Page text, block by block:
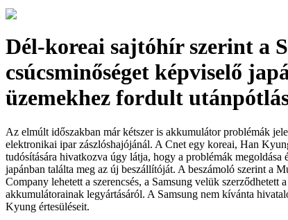
Dél-koreai sajtóhír szerint a
csúcsminőséget képviselő
üzemekhez fordult
Az elmúlt időszakban már kétszer is akkumulátor problémák
elektronikai ipar zászlóshajójánál. A Cnet egy koreai, Han
tudósítására hivatkozva úgy látja, hogy a problémák megoldása
japánban találta meg az új beszállítóját. A beszámoló szerint a
Company lehetett a szerencsés, a Samsung velük szerződhetett
akkumulátorainak legyártásáról. A Samsung nem kívánta
Kyung értesüléseit.